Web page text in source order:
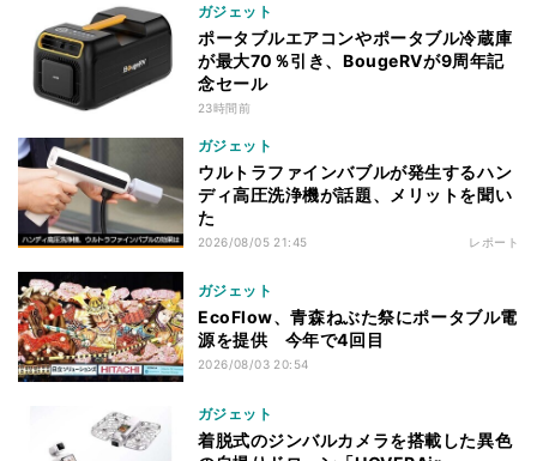
ガジェット
ポータブルエアコンやポータブル冷蔵庫
が最大70％引き、BougeRVが9周年記
念セール
23時間前
ガジェット
ウルトラファインバブルが発生するハン
ディ高圧洗浄機が話題、メリットを聞い
た
2026/08/05 21:45 レポート
ガジェット
EcoFlow、青森ねぶた祭にポータブル電
源を提供 今年で4回目
2026/08/03 20:54
ガジェット
着脱式のジンバルカメラを搭載した異色